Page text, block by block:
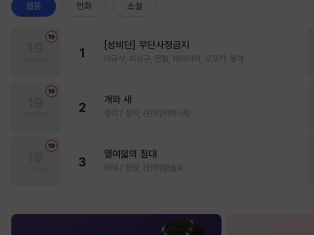
웹툰 만화 소설
1
[성비단] 무단사정금지
마규식, 피상구, 진월, 테리야끼, 오프카, 뚱개
2
개와 새
정각 / 정각, (원작)박하사탕
3
열여덟의 침대
자태 / 청담, (원작)문슬로